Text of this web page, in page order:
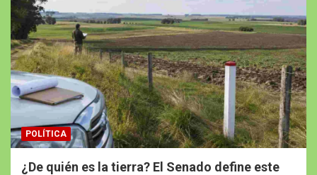
POLÍTICA
¿De quién es la tierra? El Senado define este